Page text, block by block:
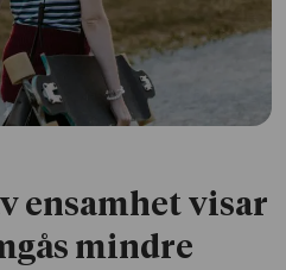
ensamhet visar
mindre